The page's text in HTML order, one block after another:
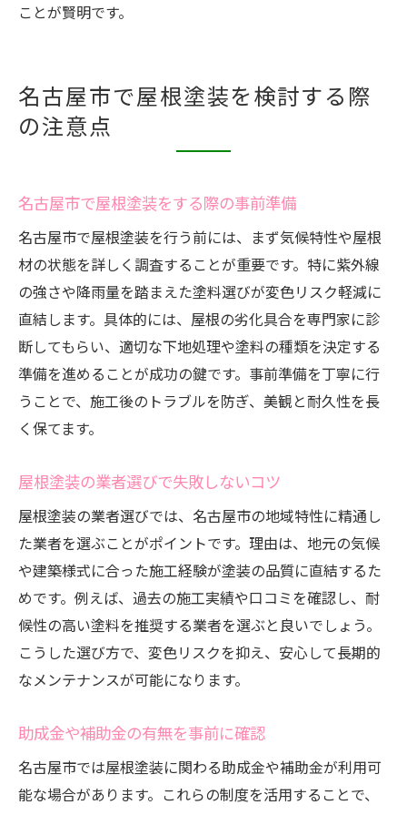
名古屋市の屋根塗装助成金の申請ポイント
助成金詐称広告にだまされないための注意
公式情報で確認したい屋根塗装の助成制度
屋根塗装助成金のよくある質問と回答
ことが賢明です。
名古屋市で屋根塗装を検討する際
の注意点
名古屋市で屋根塗装をする際の事前準備
名古屋市で屋根塗装を行う前には、まず気候特性や屋根
材の状態を詳しく調査することが重要です。特に紫外線
の強さや降雨量を踏まえた塗料選びが変色リスク軽減に
直結します。具体的には、屋根の劣化具合を専門家に診
断してもらい、適切な下地処理や塗料の種類を決定する
準備を進めることが成功の鍵です。事前準備を丁寧に行
うことで、施工後のトラブルを防ぎ、美観と耐久性を長
く保てます。
屋根塗装の業者選びで失敗しないコツ
屋根塗装の業者選びでは、名古屋市の地域特性に精通し
た業者を選ぶことがポイントです。理由は、地元の気候
や建築様式に合った施工経験が塗装の品質に直結するた
めです。例えば、過去の施工実績や口コミを確認し、耐
候性の高い塗料を推奨する業者を選ぶと良いでしょう。
こうした選び方で、変色リスクを抑え、安心して長期的
なメンテナンスが可能になります。
助成金や補助金の有無を事前に確認
名古屋市では屋根塗装に関わる助成金や補助金が利用可
能な場合があります。これらの制度を活用することで、